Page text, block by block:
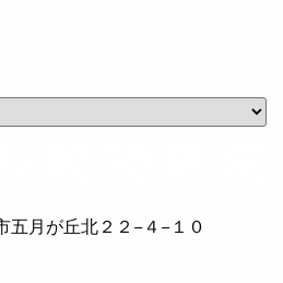
五月が丘北２２−４−１０